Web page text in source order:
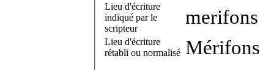
Lieu d'écriture
indiqué par le
scripteur
merifons
Lieu d'écriture
rétabli ou normalisé Mérifons